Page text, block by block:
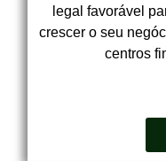
legal favorável
crescer o seu
centros